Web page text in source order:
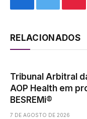
Facebook
Twitter
RELACIONADOS
Tribunal Arbitral
AOP Health em
BESREMi®
7 DE AGOSTO DE 2026